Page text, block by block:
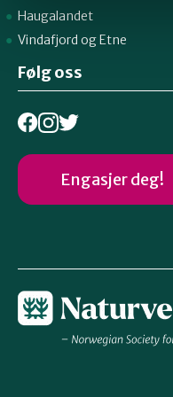
Haugalandet
Vindafjord og Etne
Følg oss
Engasjer deg!